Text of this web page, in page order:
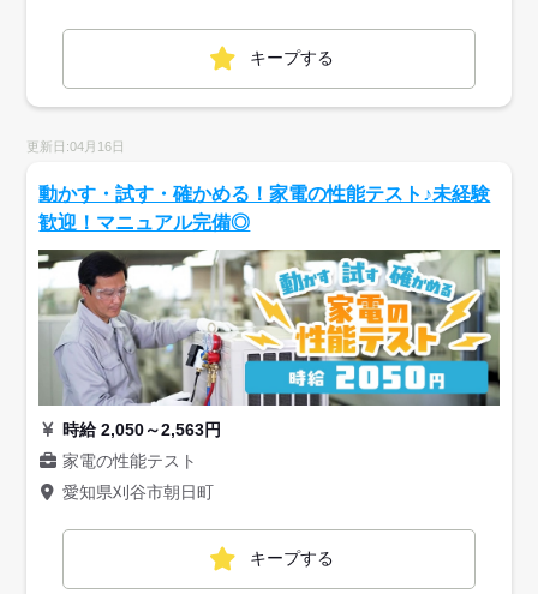
キープする
更新日:04月16日
動かす・試す・確かめる！家電の性能テスト♪未経験
歓迎！マニュアル完備◎
時給 2,050～2,563円
家電の性能テスト
愛知県刈谷市朝日町
キープする